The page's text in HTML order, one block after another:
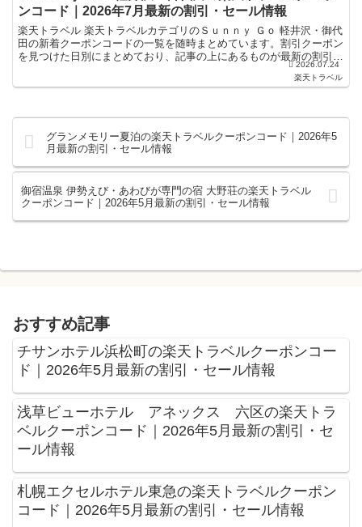
ンコード｜2026年7月最新の割引・セール情報
楽天トラベル 楽天トラベルカテゴリのＳｕｎｎｙ Ｇｏ 軽井沢・御代
田の新着クーポンコードの一覧を随時まとめています。割引クーポン
を見つけた日別にまとめており、記事の上にあるものが最新の割引ク
ーポンになります。ホテル・旅館宿泊の予約などで使え...
2026.07.24
楽天トラベル
グランメモリー夏泊の楽天トラベルクーポンコード｜2026年5
月最新の割引・セール情報
御宿温泉 伊勢えび・あわびが専門の宿 大野荘の楽天トラベル
クーポンコード｜2026年5月最新の割引・セール情報
おすすめ記事
チサンホテル浜松町の楽天トラベルクーポンコー
ド｜2026年5月最新の割引・セール情報
浅草ビューホテル アネックス 六区の楽天トラ
ベルクーポンコード｜2026年5月最新の割引・セ
ール情報
札幌エクセルホテル東急の楽天トラベルクーポン
コード｜2026年5月最新の割引・セール情報